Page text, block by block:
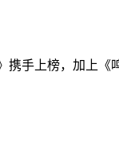
携手上榜，加上《